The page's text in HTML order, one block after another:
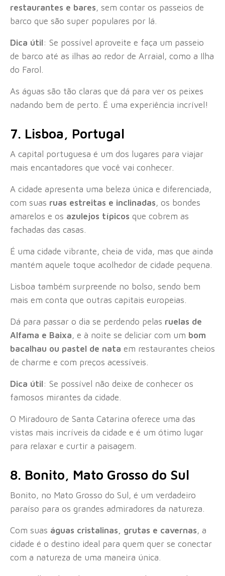
restaurantes e bares, sem contar os passeios de
barco que são super populares por lá.
Dica útil: Se possível aproveite e faça um passeio
de barco até as ilhas ao redor de Arraial, como a Ilha
do Farol.
As águas são tão claras que dá para ver os peixes
nadando bem de perto. É uma experiência incrível!
7. Lisboa, Portugal
A capital portuguesa é um dos lugares para viajar
mais encantadores que você vai conhecer.
A cidade apresenta uma beleza única e diferenciada,
com suas ruas estreitas e inclinadas, os bondes
amarelos e os azulejos típicos que cobrem as
fachadas das casas.
É uma cidade vibrante, cheia de vida, mas que ainda
mantém aquele toque acolhedor de cidade pequena.
Lisboa também surpreende no bolso, sendo bem
mais em conta que outras capitais europeias.
Dá para passar o dia se perdendo pelas ruelas de
Alfama e Baixa, e à noite se deliciar com um bom
bacalhau ou pastel de nata em restaurantes cheios
de charme e com preços acessíveis.
Dica útil: Se possível não deixe de conhecer os
famosos mirantes da cidade.
O Miradouro de Santa Catarina oferece uma das
vistas mais incríveis da cidade e é um ótimo lugar
para relaxar e curtir a paisagem.
8. Bonito, Mato Grosso do Sul
Bonito, no Mato Grosso do Sul, é um verdadeiro
paraíso para os grandes admiradores da natureza.
Com suas águas cristalinas, grutas e cavernas, a
cidade é o destino ideal para quem quer se conectar
com a natureza de uma maneira única.